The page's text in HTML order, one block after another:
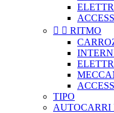
  RITMO
TIPO
AUTOCARRI